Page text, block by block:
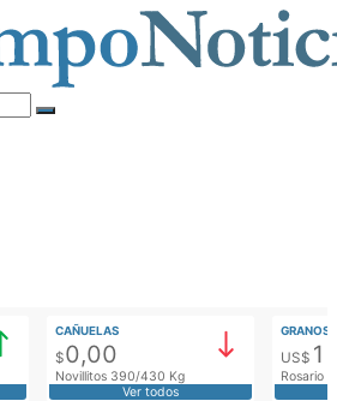
CAÑUELAS
$0,00
Novillitos 390/430 Kg
Ver todos
GRANOS
US$
Rosario